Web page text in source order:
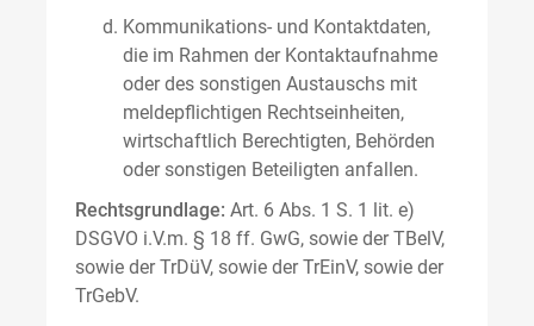
Kommunikations- und Kontaktdaten,
die im Rahmen der Kontaktaufnahme
oder des sonstigen Austauschs mit
meldepflichtigen Rechtseinheiten,
wirtschaftlich Berechtigten, Behörden
oder sonstigen Beteiligten anfallen.
Rechtsgrundlage: Art. 6 Abs. 1 S. 1 lit. e)
DSGVO i.V.m. § 18 ff. GwG, sowie der TBelV,
sowie der TrDüV, sowie der TrEinV, sowie der
TrGebV.